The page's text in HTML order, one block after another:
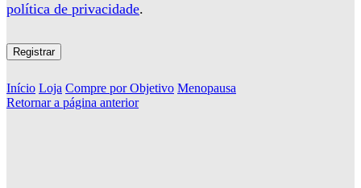
política de privacidade.
Registrar
Início Loja Compre por Objetivo Menopausa
Retornar a página anterior